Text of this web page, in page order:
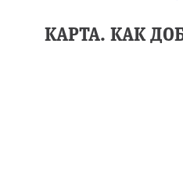
КАРТА. КАК